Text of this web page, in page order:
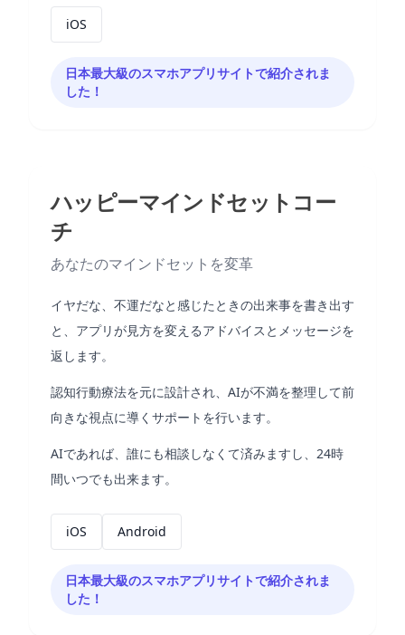
iOS
日本最大級のスマホアプリサイトで紹介されま
した！
ハッピーマインドセットコー
チ
あなたのマインドセットを変革
イヤだな、不運だなと感じたときの出来事を書き出す
と、アプリが見方を変えるアドバイスとメッセージを
返します。
認知行動療法を元に設計され、AIが不満を整理して前
向きな視点に導くサポートを行います。
AIであれば、誰にも相談しなくて済みますし、24時
間いつでも出来ます。
iOS Android
日本最大級のスマホアプリサイトで紹介されま
した！